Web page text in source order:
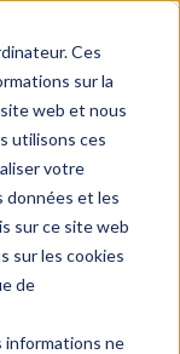
Ces
sur la
web et nous
utilisons ces
votre
données et les
sur ce site web
sur les cookies
de
informations ne